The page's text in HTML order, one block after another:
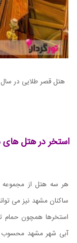
هتل قصر طلایی در سال 1389 و کمی قبل از هتل درویشی افتتاح شده است
استخر در هتل
هر سه هتل از مجموعه
ساکنان مشهد نیز می
استخرها همچون حمام
آبی شهر مشهد محسوب